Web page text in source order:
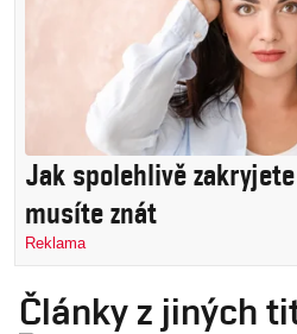
Jak spolehlivě
musíte znát
Reklama
Články z jiných